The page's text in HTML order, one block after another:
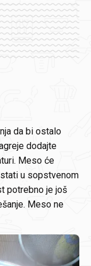
da bi ostalo
dodajte
Meso će
u sopstvenom
potrebno je još
Meso ne